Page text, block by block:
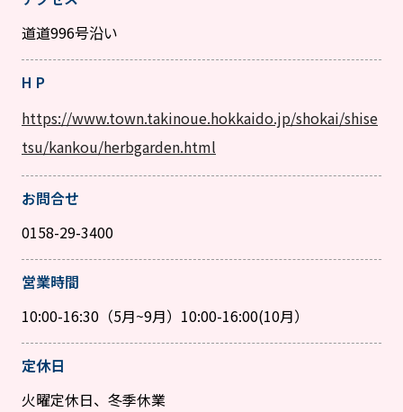
道道996号沿い
H P
https://www.town.takinoue.hokkaido.jp/shokai/shise
tsu/kankou/herbgarden.html
お問合せ
0158-29-3400
営業時間
10:00-16:30（5月~9月）10:00-16:00(10月）
定休日
火曜定休日、冬季休業